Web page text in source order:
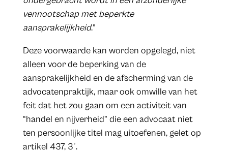
vennootschap met beperkte
aansprakelijkheid.”
Deze voorwaarde kan worden opgelegd, niet
alleen voor de beperking van de
aansprakelijkheid en de afscherming van de
advocatenpraktijk, maar ook omwille van het
feit dat het zou gaan om een activiteit van
“handel en nijverheid” die een advocaat niet
ten persoonlijke titel mag uitoefenen, gelet op
artikel 437, 3°.